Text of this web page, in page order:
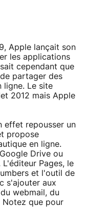
Apple lançait son
les applications
cependant que
partager des
ligne. Le site
2012 mais Apple
effet repousser un
propose
en ligne.
Drive ou
Pages, le
et l'outil de
s'ajouter aux
webmail, du
Notez que pour